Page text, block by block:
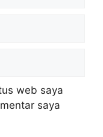
web saya
saya